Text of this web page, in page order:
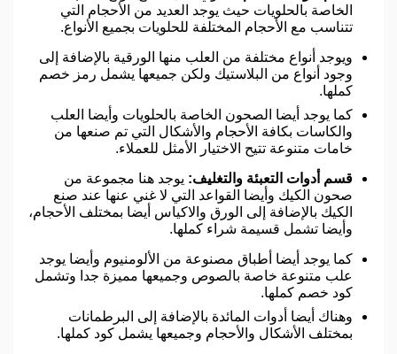
الخاصة بالحلويات حيث يوجد العديد من الأحجام التي
تتناسب مع الأحجام المختلفة للحلويات بجميع الأنواع.
ويوجد أنواع مختلفة من العلب منها الورقية بالإضافة إلى
وجود أنواع من البلاستيك ولكن جميعها يشمل رمز خصم
كملها.
كما يوجد أيضا الصحون الخاصة بالحلويات وأيضا العلب
والكاسات بكافة الأحجام والأشكال التي تم صنعها من
خامات متنوعة تتيح الاختيار الأمثل للعملاء.
قسم أدوات التعبئة والتغليف: يوجد هنا مجموعة من
صحون الكيك وأيضا القواعد التي لا غني عنها عند صنع
الكيك بالإضافة إلى الورق والاكياس أيضا بمختلف الأحجام،
وأيضا تشمل قسيمة شراء كملها.
كما يوجد أيضا أطباق مصنوعة من الألومنيوم وأيضا يوجد
علب متنوعة خاصة بالصوص وجميعها مميزة جدا وتشمل
كود خصم كملها.
وهناك أيضا أدوات المائدة بالإضافة إلى البرطمانات
بمختلف الأشكال والأحجام وجميعها يشمل كود كملها.